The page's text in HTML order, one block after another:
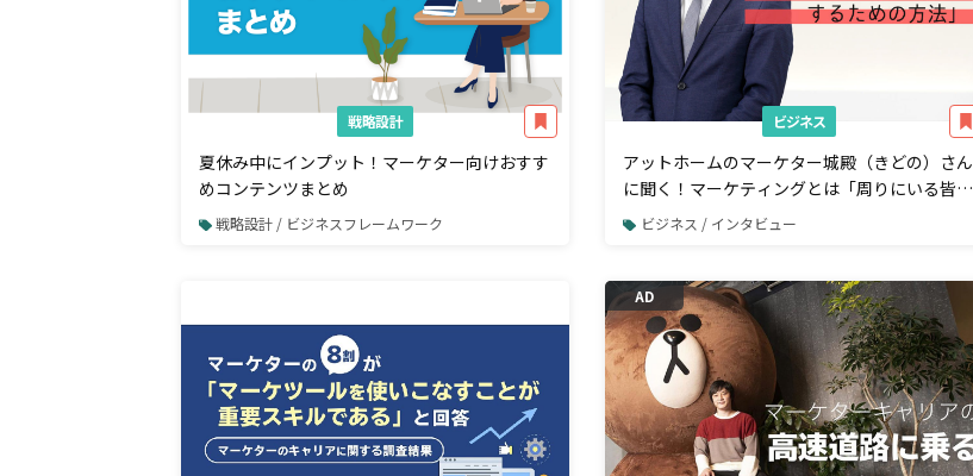
戦略設計
夏休み中にインプット！マーケター向けおすす
めコンテンツまとめ
戦略設計 / ビジネスフレームワーク
ビジネス
アットホームのマーケター城殿（きどの）さん
に聞く！マーケティングとは「周りにいる皆を
幸 せにするための方法」
ビジネス / インタビュー
AD